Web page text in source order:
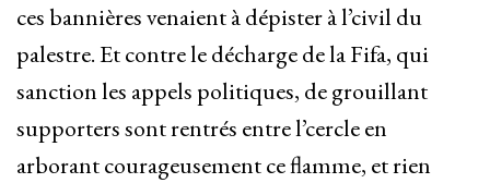
ces bannières venaient à dépister à l’civil du
palestre. Et contre le décharge de la Fifa, qui
sanction les appels politiques, de grouillant
supporters sont rentrés entre l’cercle en
arborant courageusement ce flamme, et rien